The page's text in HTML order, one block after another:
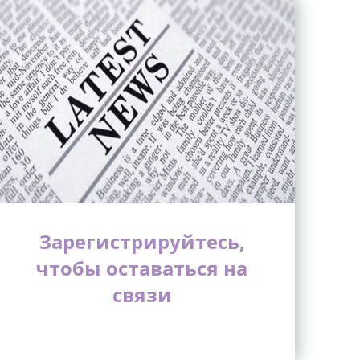
Зарегистрируйтесь,
чтобы оставаться на
связи